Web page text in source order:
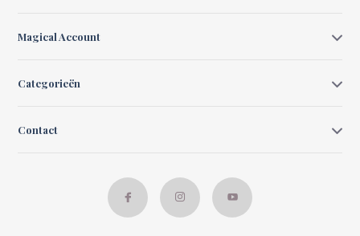
Magical Account
Categorieën
Contact